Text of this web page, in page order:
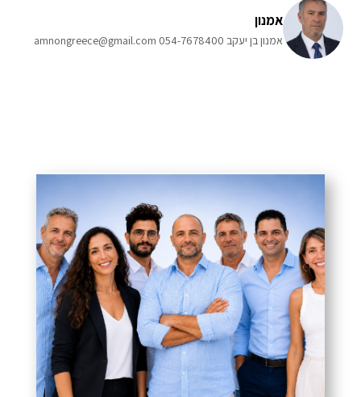
אמנון
אמנון בן יעקב 054-7678400 amnongreece@gmail.com